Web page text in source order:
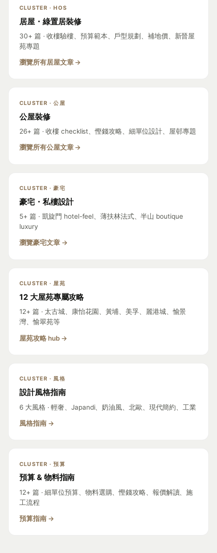
CLUSTER · HOS
居屋・綠置居裝修
30+ 篇 · 收樓驗樓、預算範本、戶型規劃、補地價、新晉屋
苑專題
瀏覽所有居屋文章 →
CLUSTER · 公屋
公屋裝修
26+ 篇 · 收樓 checklist、慳錢攻略、細單位設計、屋邨專題
瀏覽所有公屋文章 →
CLUSTER · 豪宅
豪宅・私樓設計
5+ 篇 · 凱旋門 hotel-feel、薄扶林法式、半山 boutique
luxury
瀏覽豪宅文章 →
CLUSTER · 屋苑
12 大屋苑專屬攻略
12+ 篇 · 太古城、康怡花園、黃埔、美孚、麗港城、愉景
灣、愉翠苑等
屋苑攻略 hub →
CLUSTER · 風格
設計風格指南
6 大風格 · 輕奢、Japandi、奶油風、北歐、現代簡約、工業
風格指南 →
CLUSTER · 預算
預算 & 物料指南
12+ 篇 · 細單位預算、物料選購、慳錢攻略、報價解讀、施
工流程
預算指南 →